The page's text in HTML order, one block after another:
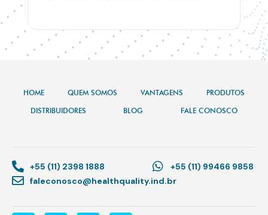
HOME QUEM SOMOS VANTAGENS
PRODUTOS
DISTRIBUIDORES
BLOG FALE CONOSCO
+55 (11) 2398 1888
+55 (11) 99466 9858
faleconosco@healthquality.ind.br